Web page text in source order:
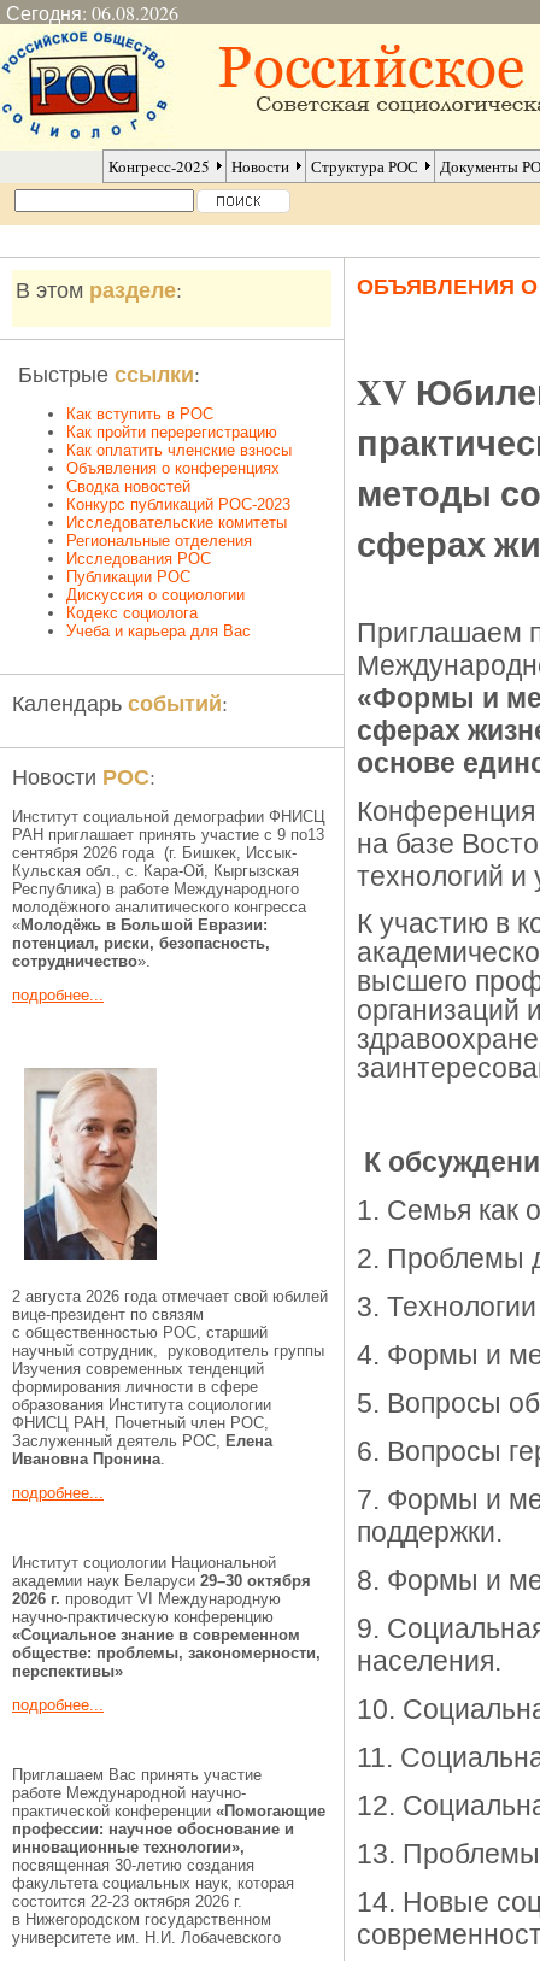
Сегодня: 06.08.2026
Конгресс-2025 Новости Структура РОС Документы
В этом разделе:
Быстрые ссылки:
Как вступить в РОС
Как пройти перерегистрацию
Как оплатить членские взносы
Объявления о конференциях
Сводка новостей
Конкурс публикаций РОС-2023
Исследовательские комитеты
Региональные отделения
Исследования РОС
Публикации РОС
Дискуссия о социологии
Кодекс социолога
Учеба и карьера для Вас
Календарь событий:
Новости РОС:
Институт социальной демографии ФНИСЦ
РАН приглашает принять участие с 9 по13
сентября 2026 года (г. Бишкек, Иссык-
Кульская обл., c. Кара-Ой, Кыргызская
Республика) в работе Международного
молодёжного аналитического конгресса
«Молодёжь в Большой Евразии:
потенциал, риски, безопасность,
сотрудничество».
подробнее...
2 августа 2026 года отмечает свой юбилей
вице-президент по связям
с общественностью РОС, старший
научный сотрудник, руководитель группы
Изучения современных тенденций
формирования личности в сфере
образования Института социологии
ФНИСЦ РАН, Почетный член РОС,
Заслуженный деятель РОС, Елена
Ивановна Пронина.
подробнее...
Институт социологии Национальной
академии наук Беларуси 29–30 октября
2026 г. проводит VI Международную
научно-практическую конференцию
«Социальное знание в современном
обществе: проблемы, закономерности,
перспективы»
подробнее...
Приглашаем Вас принять участие
работе Международной научно-
практической конференции «Помогающие
профессии: научное обоснование и
инновационные технологии»,
посвященная 30-летию создания
факультета социальных наук, которая
состоится 22-23 октября 2026 г.
в Нижегородском государственном
университете им. Н.И. Лобачевского
ОБЪЯВЛЕНИЯ
XV
методы
сферах
Приглашаем
«Формы и
сферах
основе
на базе
технологий и
К участию в
высшего
организаций
К
1. Семья как
2. Проблемы
3.
4. Формы и
5. Вопросы
6. Вопросы
7. Формы и
поддержки.
8. Формы и
9.
населения.
10.
11.
12.
13. Проблемы
14. Новые